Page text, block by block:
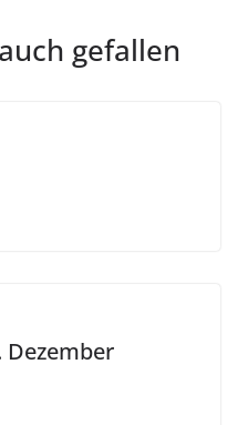
gefallen
Dezember